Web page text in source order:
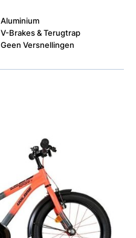
Aluminium
V-Brakes & Terugtrap
Geen Versnellingen